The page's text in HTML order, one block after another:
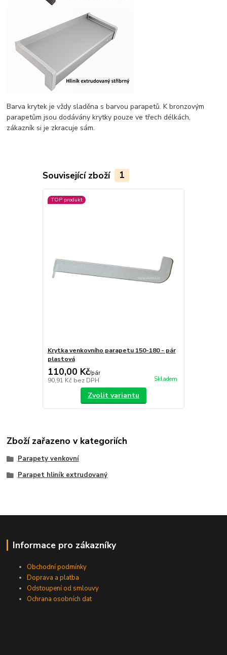
Barva krytek je vždy sladěna s barvou parapetů. K bronzovým
parapetům jsou dodávány krytky pouze ve třech délkách,
zákazník si je zkracuje sám.
Související zboží 1
TOP produkt
Krytka venkovního parapetu 150-180 - pár
plastová
110,00 Kč/pár
90,91 Kč bez DPH Skladem
Zvolit variantu
Zboží zařazeno v kategoriích
Parapety venkovní
Parapet hliník extrudovaný
Informace pro zákazníky
Obchodní podmínky
Doprava a platba
Odstoupení od smlouvy
Ochrana osobních dat